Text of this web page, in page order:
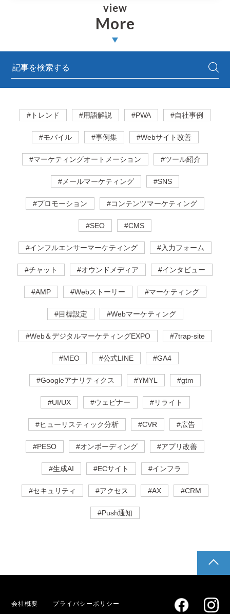
view
More
#トレンド #用語解説 #PWA #自社事例
#モバイル #事例集 #Webサイト改善
#マーケティングオートメーション #ツール紹介
#メールマーケティング #SNS
#プロモーション #コンテンツマーケティング
#SEO #CMS
#インフルエンサーマーケティング #入力フォーム
#チャット #オウンドメディア #インタビュー
#AMP #Webストーリー #マーケティング
#目標設定 #Webマーケティング
#Web＆デジタルマーケティングEXPO #7trap-site
#MEO #公式LINE #GA4
#Googleアナリティクス #YMYL #gtm
#UI/UX #ウェビナー #リライト
#ヒューリスティック分析 #CVR #広告
#PESO #オンボーディング #アプリ改善
#生成AI #ECサイト #インフラ
#セキュリティ #アクセス #AX #CRM
#Push通知
会社概要 プライバシーポリシー